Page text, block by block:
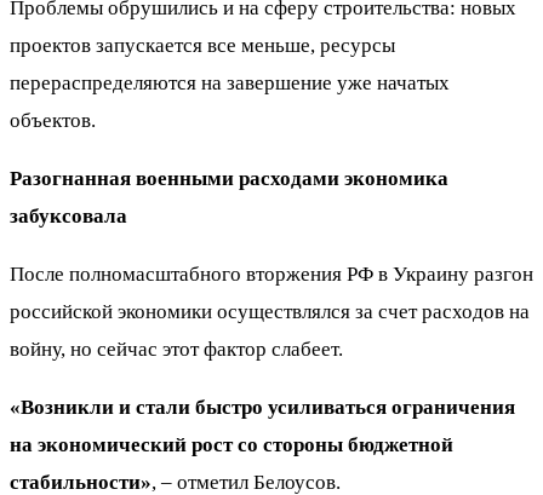
Проблемы обрушились и на сферу строительства: новых
проектов запускается все меньше, ресурсы
перераспределяются на завершение уже начатых
объектов.
Разогнанная военными расходами экономика
забуксовала
После полномасштабного вторжения РФ в Украину разгон
российской экономики осуществлялся за счет расходов на
войну, но сейчас этот фактор слабеет.
«Возникли и стали быстро усиливаться ограничения
на экономический рост со стороны бюджетной
стабильности», – отметил Белоусов.